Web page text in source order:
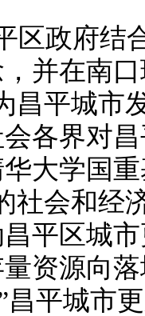
政府结
，并在南
昌平城市
各界对
大学国
社会和经
区城市
资源向
昌平城市